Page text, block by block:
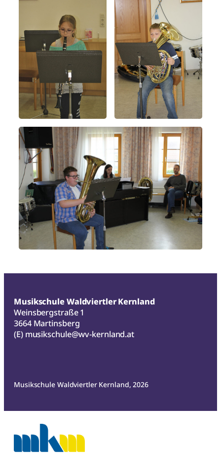
Musikschule Waldviertler Kernland
Weinsbergstraße 1
3664 Martinsberg
(E) musikschule@wv-kernland.at
Musikschule Waldviertler Kernland, 2026